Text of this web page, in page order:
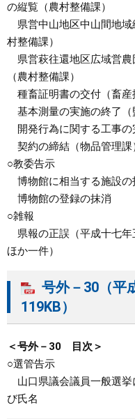
の縦覧（農村整備課）
県営中山地区中山間地域
村整備課）
県営萩往還地区広域営農
（農村整備課）
種畜証明書の交付（畜産
基本測量の実施の終了（
開発行為に関する工事の
契約の締結（物品管理課
○教委告示
博物館に相当する施設の
博物館の登録の抹消
○雑報
県報の正誤（平成十七年
ほか一件）
号外－30（平
119KB）
＜号外－30 目次＞
○選管告示
山口県議会議員一般選挙
び氏名